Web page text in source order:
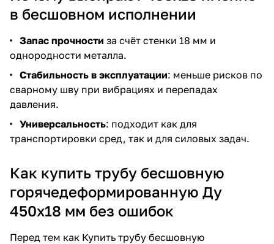
в бесшовном исполнении
Запас прочности за счёт стенки 18 мм и
однородности металла.
Стабильность в эксплуатации: меньше рисков по
сварному шву при вибрациях и перепадах
давления.
Универсальность: подходит как для
транспортировки сред, так и для силовых задач.
Как купить трубу бесшовную
горячедеформированную Ду
450х18 мм без ошибок
Перед тем как Купить трубу бесшовную